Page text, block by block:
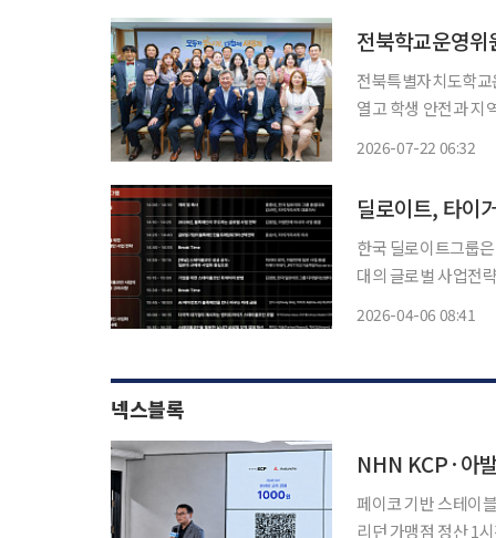
전북학교운영
전북특별자치도학
열고 학생 안전과 지역 연계 교
2026-07-22 06:32
한국 딜로이트그룹
대의 글로벌 사업전
2026-04-06 08:41
넥스블록
NHN KCP·아
페이코 기반 스테이
리던 가맹점 정산 1